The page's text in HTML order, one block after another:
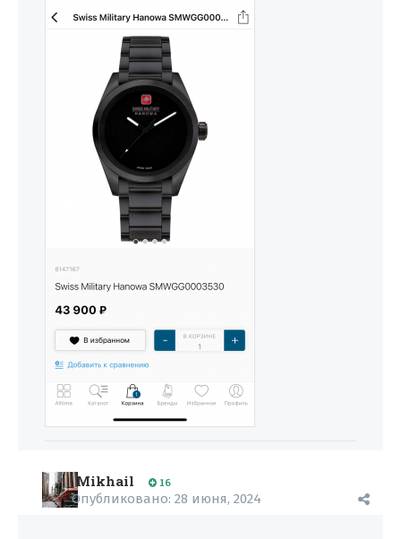
Mikhail 16
Опубликовано: 28 июня, 2024